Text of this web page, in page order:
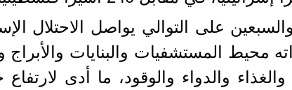
على التوالي يواصل الاحتلال
محيط المستشفيات والبنايات والأبراج